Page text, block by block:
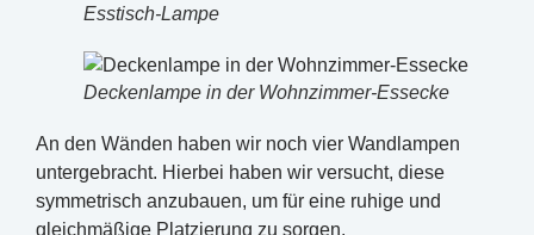
Esstisch-Lampe
Deckenlampe in der Wohnzimmer-Essecke
An den Wänden haben wir noch vier Wandlampen
untergebracht. Hierbei haben wir versucht, diese
symmetrisch anzubauen, um für eine ruhige und
gleichmäßige Platzierung zu sorgen.